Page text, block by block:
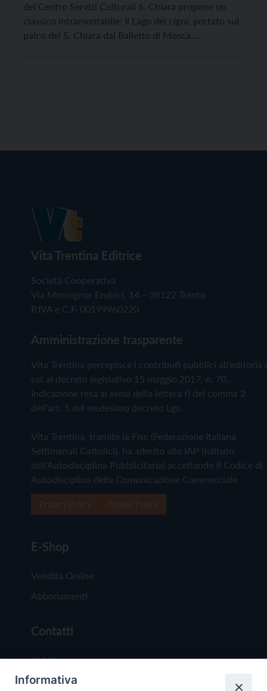
del Centro Servizi Culturali S. Chiara propone un
classico intramontabile: Il Lago dei cigni, portato sul
palco del S. Chiara dal Balletto di Mosca.
Vita Trentina Editrice
Società Cooperativa
Via Monsignor Endrici, 14 – 38122 Trento
P.IVA e C.F. 00199960220
Amministrazione trasparente
Vita Trentina percepisce i contributi pubblici all'editoria
cui al decreto legislativo 15 maggio 2017, n. 70.
Indicazione resa ai sensi della lettera f) del comma 2
dell'art. 5 del medesimo decreto Lgs.
Vita Trentina, tramite la Fisc (Federazione Italiana
Settimanali Cattolici), ha aderito allo IAP (Istituto
dell'Autodisciplina Pubblicitaria) accettando il Codice di
Autodisciplina della Comunicazione Commerciale
E-Shop
Vendita Online
Abbonamenti
Contatti
Chi Siamo
Redazione
Informativa